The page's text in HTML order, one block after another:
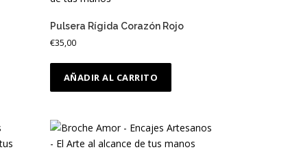
Pulsera Rígida Corazón Rojo
€35,00
AÑADIR AL CARRITO